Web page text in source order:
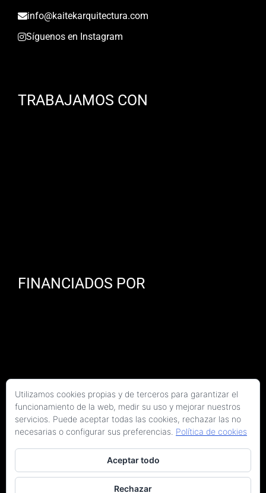
info@kaitekarquitectura.com
Síguenos en Instagram
TRABAJAMOS CON
FINANCIADOS POR
Copyright 2026 Kaitek Servicios Tecnicos para la Construcción S.L.P. | Todos los
derechos reservados
Utilizamos cookies propias y de terceros para garantizar el
funcionamiento de la web, medir su uso y mejorar nuestros
servicios. Puede aceptar todas las cookies, rechazar las no
necesarias o configurar sus preferencias. Política de cookies
Aceptar todo
Rechazar